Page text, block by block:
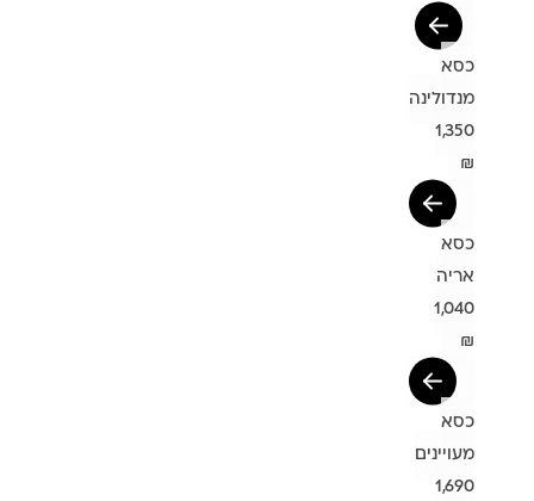
כסא
מנדולינה
1,350
₪
כסא
אריה
1,040
₪
כסא
מעויינים
1,690